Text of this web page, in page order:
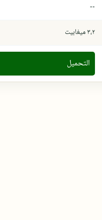
--
٣،٢ ميغابيت
التحميل